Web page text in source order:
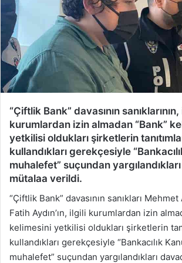
“Çiftlik Bank” davasının
kurumlardan izin almadan “Bank”
yetkilisi oldukları şirketlerin
kullandıkları gerekçesiyle
muhalefet” suçundan
mütalaa verildi.
“Çiftlik Bank” davasının sanıkları
Fatih Aydın’ın, ilgili kurumlardan izin
kelimesini yetkilisi oldukları şirketlerin
kullandıkları gerekçesiyle “Bankacılık
muhalefet” suçundan yargılandıkları